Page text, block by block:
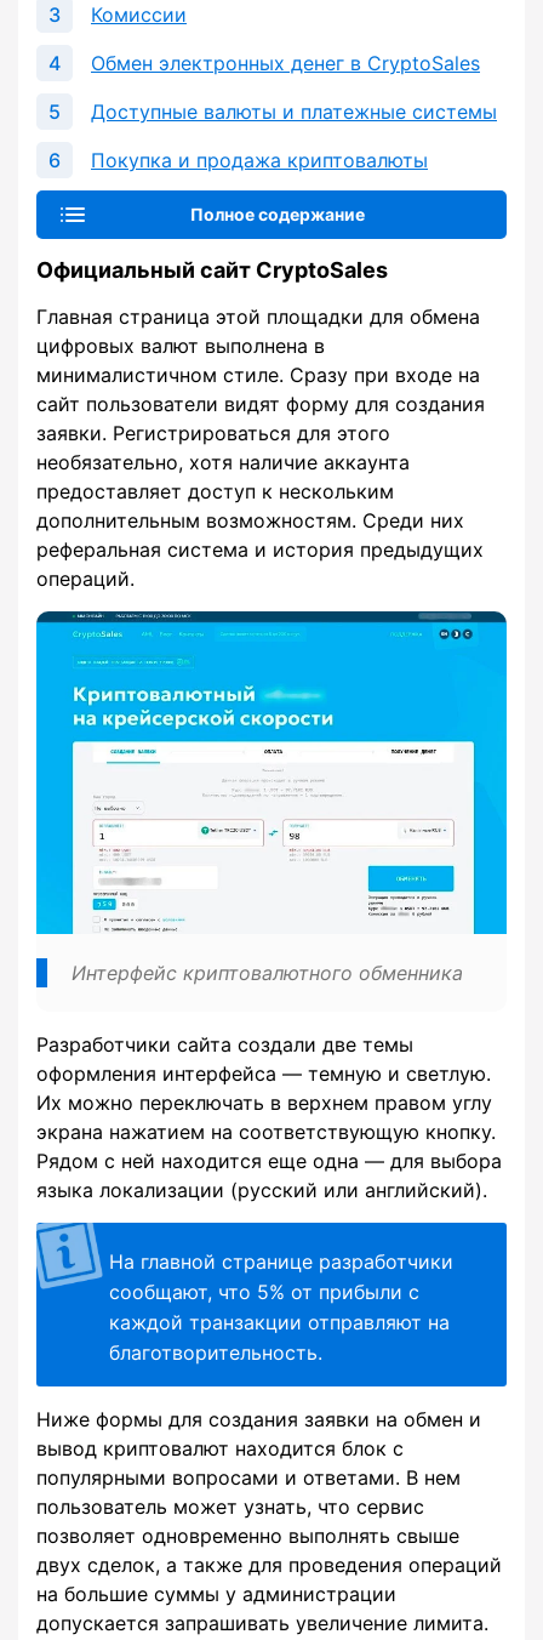
Комиссии
Обмен электронных денег в CryptoSales
Доступные валюты и платежные системы
Покупка и продажа криптовалюты
Полное содержание
Официальный сайт CryptoSales
Главная страница этой площадки для обмена
цифровых валют выполнена в
минималистичном стиле. Сразу при входе на
сайт пользователи видят форму для создания
заявки. Регистрироваться для этого
необязательно, хотя наличие аккаунта
предоставляет доступ к нескольким
дополнительным возможностям. Среди них
реферальная система и история предыдущих
операций.
Интерфейс криптовалютного обменника
Разработчики сайта создали две темы
оформления интерфейса — темную и светлую.
Их можно переключать в верхнем правом углу
экрана нажатием на соответствующую кнопку.
Рядом с ней находится еще одна — для выбора
языка локализации (русский или английский).
На главной странице разработчики
сообщают, что 5% от прибыли с
каждой транзакции отправляют на
благотворительность.
Ниже формы для создания заявки на обмен и
вывод криптовалют находится блок с
популярными вопросами и ответами. В нем
пользователь может узнать, что сервис
позволяет одновременно выполнять свыше
двух сделок, а также для проведения операций
на большие суммы у администрации
допускается запрашивать увеличение лимита.